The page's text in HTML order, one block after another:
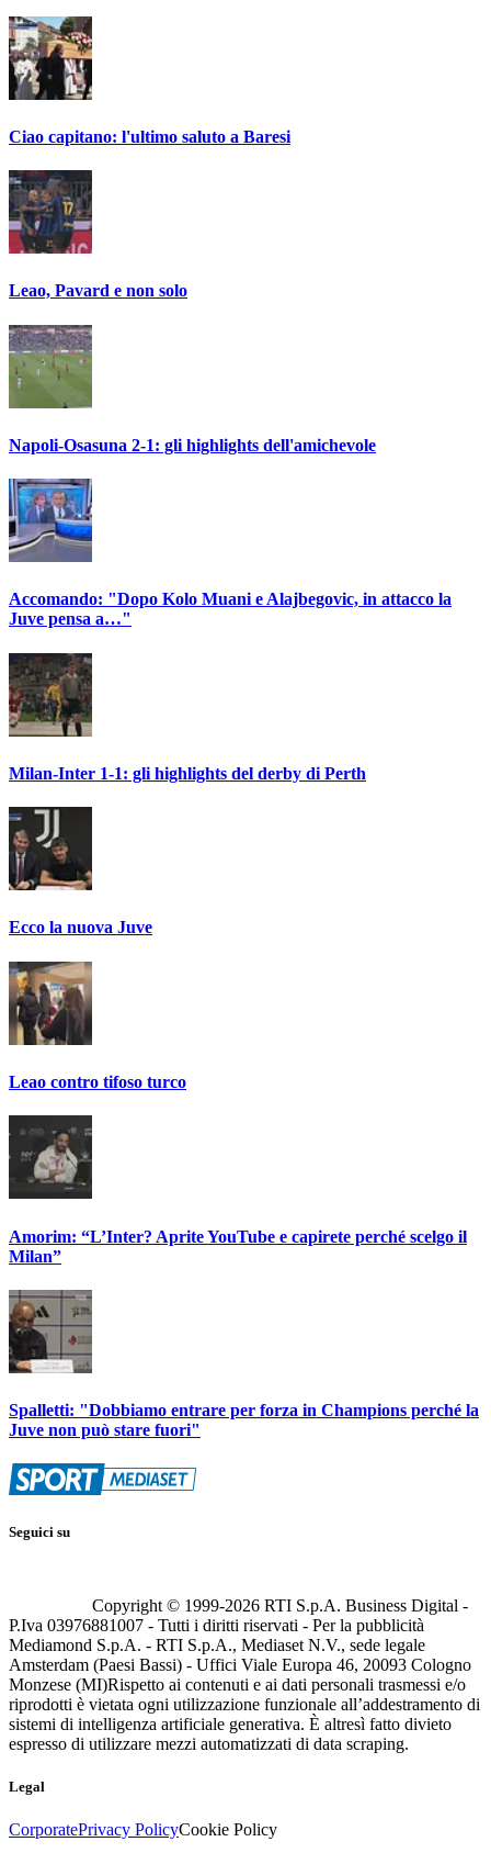
Ciao capitano: l'ultimo saluto a Baresi
Leao, Pavard e non solo
Napoli-Osasuna 2-1: gli highlights dell'amichevole
Accomando: "Dopo Kolo Muani e Alajbegovic, in attacco la
Juve pensa a…"
Milan-Inter 1-1: gli highlights del derby di Perth
Ecco la nuova Juve
Leao contro tifoso turco
Amorim: “L’Inter? Aprite YouTube e capirete perché scelgo il
Milan”
Spalletti: "Dobbiamo entrare per forza in Champions perché la
Juve non può stare fuori"
Seguici su
Copyright © 1999-2026 RTI S.p.A. Business Digital -
P.Iva 03976881007 - Tutti i diritti riservati - Per la pubblicità
Mediamond S.p.A. - RTI S.p.A., Mediaset N.V., sede legale
Amsterdam (Paesi Bassi) - Uffici Viale Europa 46, 20093 Cologno
Monzese (MI)Rispetto ai contenuti e ai dati personali trasmessi e/o
riprodotti è vietata ogni utilizzazione funzionale all’addestramento di
sistemi di intelligenza artificiale generativa. È altresì fatto divieto
espresso di utilizzare mezzi automatizzati di data scraping.
Legal
CorporatePrivacy PolicyCookie Policy